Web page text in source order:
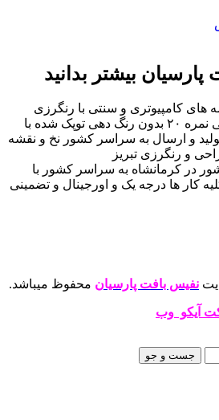
بیشتر بدانید
های کامپیوتری و سنتی با رنگرزی
تضمینی شفاف و کریستالی نمره ۲۰ بدون رنگ دهی توپک شده با
و ارسال به سراسر کشور نخ و نقشه
و رنگرزی تبریز
در کرمانشاه به سراسر کشور با
کار ها درجه یک و اورجینال و تضمینی
نفیس بافت پارسیان محفوظ میباشد.
آیکو وب
جست و جو